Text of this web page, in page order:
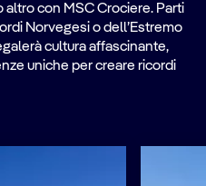
con MSC Crociere. Parti
Norvegesi o dell’Estremo
cultura affascinante,
uniche per creare ricordi